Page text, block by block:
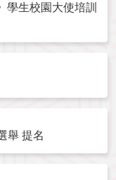
生校園大使培訓
舉 提名